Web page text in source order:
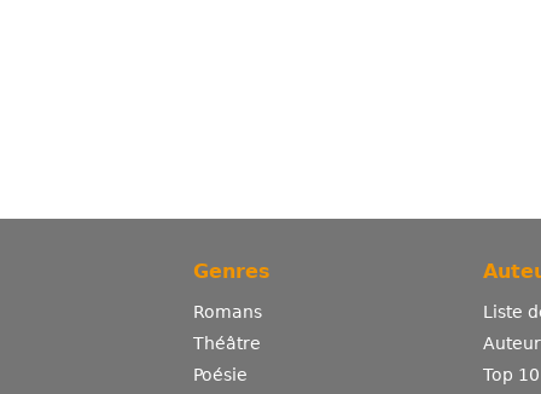
Genres
Romans
Théâtre
Poésie
Liste
Top